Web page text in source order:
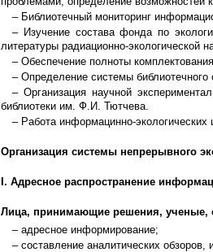
– Библиотечный мониторинг
– Изучение состава фонда по
литературы радиационно-экологической
– Обеспечение полноты
– Определение системы библиотечного
– Организация научной
библиотеки им. Ф.И. Тютчева.
– Работа информацинно-экологических
Организация системы непрерывного
I. Адресное распространение
Лица, принимающие решения, ученые,
– адресное информирование;
– составление аналитических